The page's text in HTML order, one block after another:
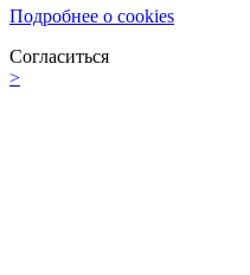
Подробнее о cookies
Согласиться
>